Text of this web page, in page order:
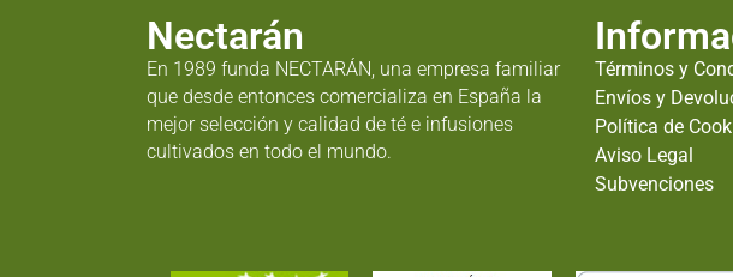
Nectarán
En 1989 funda NECTARÁN, una empresa familiar
que desde entonces comercializa en España la
mejor selección y calidad de té e infusiones
cultivados en todo el mundo.
Términos y
Envíos y
Política de
Aviso Legal
Subvenciones